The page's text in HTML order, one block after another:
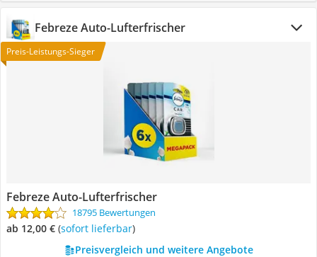
Febreze Auto-Lufterfrischer
Preis-Leistungs-Sieger
Febreze Auto-Lufterfrischer
18795 Bewertungen
ab 12,00 € ( Sofort lieferbar)
Preisvergleich und weitere Angebote